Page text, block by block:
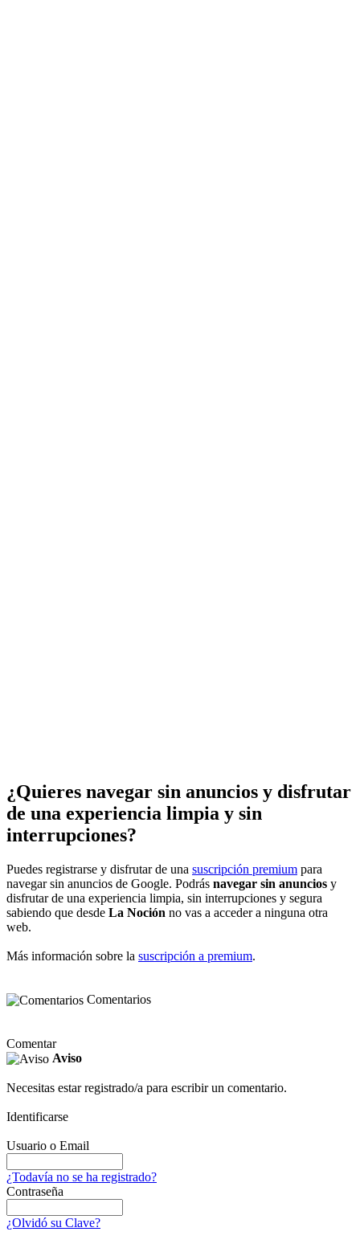
¿Quieres navegar sin anuncios y disfrutar
de una experiencia limpia y sin
interrupciones?
Puedes registrarse y disfrutar de una suscripción premium para
navegar sin anuncios de Google. Podrás navegar sin anuncios y
disfrutar de una experiencia limpia, sin interrupciones y segura
sabiendo que desde La Noción no vas a acceder a ninguna otra
web.
Más información sobre la suscripción a premium.
Comentarios
Comentar
Aviso
Necesitas estar registrado/a para escribir un comentario.
Identificarse
Usuario o Email
¿Todavía no se ha registrado?
Contraseña
¿Olvidó su Clave?